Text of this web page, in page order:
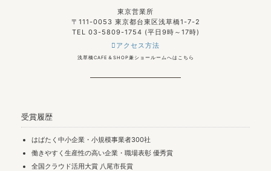
東京営業所
〒111-0053 東京都台東区浅草橋1-7-2
TEL 03-5809-1754 (平日9時～17時)
アクセス方法
浅草橋CAFE＆SHOP兼ショールームへはこちら
受賞履歴
はばたく中小企業・小規模事業者300社
働きやすく生産性の高い企業・職場表彰 優秀賞
全国クラウド活用大賞 八尾市長賞